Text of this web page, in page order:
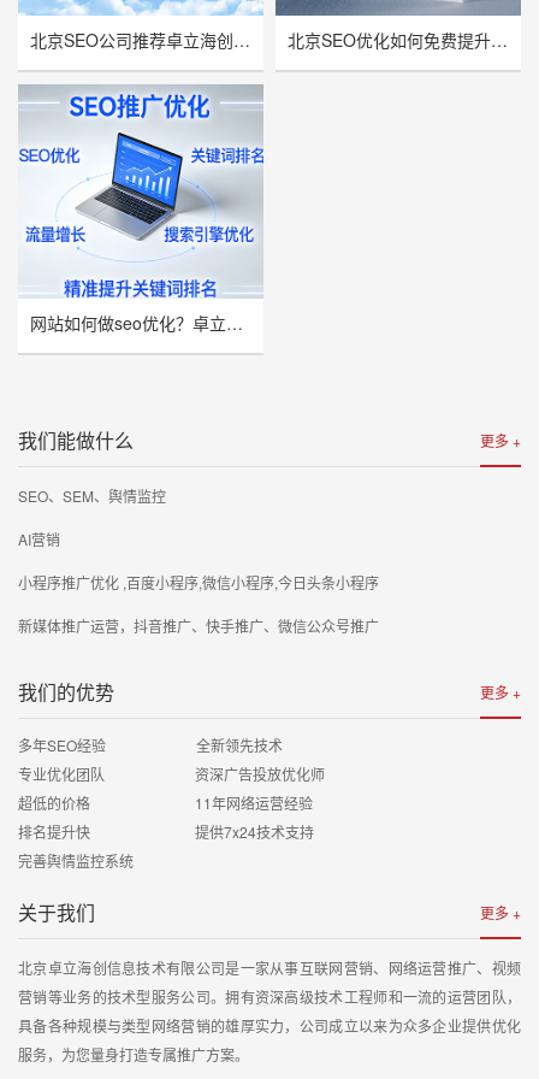
北京SEO公司推荐卓立海创，用技术实力赋能企业线上增长 北京SEO优化如何免费提升网站流量与曝光率？
网站如何做seo优化？卓立海创推荐
更多 +
我们能做什么
SEO、SEM、舆情监控
AI营销
小程序推广优化 ,百度小程序,微信小程序,今日头条小程序
新媒体推广运营，抖音推广、快手推广、微信公众号推广
更多 +
我们的优势
多年SEO经验 全新领先技术
专业优化团队 资深广告投放优化师
超低的价格 11年网络运营经验
排名提升快 提供7x24技术支持
完善舆情监控系统
更多 +
关于我们
北京卓立海创信息技术有限公司是一家从事互联网营销、网络运营推广、视频
营销等业务的技术型服务公司。拥有资深高级技术工程师和一流的运营团队，
具备各种规模与类型网络营销的雄厚实力，公司成立以来为众多企业提供优化
服务，为您量身打造专属推广方案。